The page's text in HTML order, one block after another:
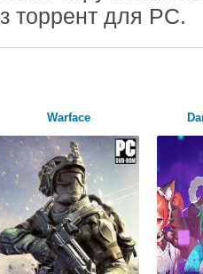
торрент для PC.
Warface